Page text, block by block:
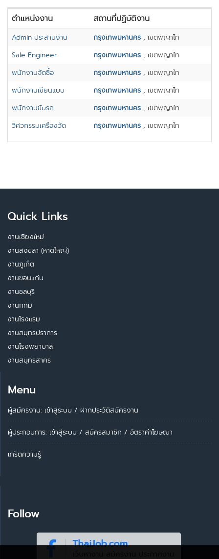
ตำแหน่งงาน สถานที่ปฏิบัติงาน
Admin ประสานงาน กรุงเทพมหานคร , เขตพญาไท
Sale Engineer
กรุงเทพมหานคร , เขตพญาไท
พนักงานจัดซื้อ
กรุงเทพมหานคร , เขตพญาไท
พนักงานเขียนแบบ
กรุงเทพมหานคร , เขตพญาไท
พนักงานขับรถ
กรุงเทพมหานคร , เขตพญาไท
วิศวกรรมเครื่องวัด
กรุงเทพมหานคร , เขตพญาไท
Quick Links
งานเชียงใหม่
งานสงขลา (หาดใหญ่)
งานภูเก็ต
งานขอนแก่น
งานชลบุรี
งานกทม
งานโรงแรม
งานสมุทรปราการ
งานโรงพยาบาล
งานสมุทรสาคร
Menu
ผู้สมัครงาน: เข้าสู่ระบบ / ฝากประวัติสมัครงาน
ผู้ประกอบการ: เข้าสู่ระบบ / สมัครสมาชิก / อัตราค่าโฆษณา
เกร็ดความรู้
Follow